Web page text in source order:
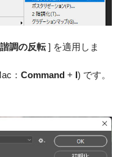
諧調の反転] を適用しま
： Command + ) です。